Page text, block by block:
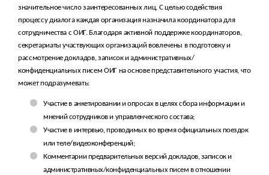
значительное число заинтересованных лиц. С целью содействия
процессу диалога каждая организация назначила координатора для
сотрудничества с ОИГ. Благодаря активной поддержке координаторов,
секретариаты участвующих организаций вовлечены в подготовку и
рассмотрение докладов, записок и административных/
конфиденциальных писем ОИГ на основе представительного участия, что
может подразумевать:
Участие в анкетировании и опросах в целях сбора информации и
мнений сотрудников и управленческого состава;
Участие в интервью, проводимых во время официальных поездок
или теле/видеоконференций;
Комментарии предварительных версий докладов, записок и
административных/конфиденциальных писем в отношении